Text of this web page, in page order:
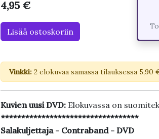
4,95 €
Lisää ostoskoriin
Vinkki:2 elokuvaa samassa tilauksessa
Kuvien uusi DVD: Elokuvassa on
**********************************
Salakuljettaja - Contraband - DVD